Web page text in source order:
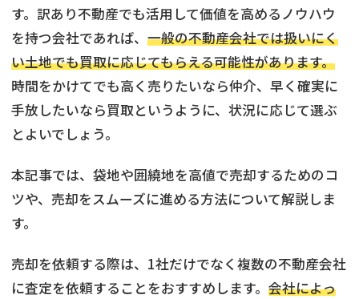
す。訳あり不動産でも活用して価値を高めるノウハウ
を持つ会社であれば、 一般の不動産会社では扱いにく
い土地でも買取に応じてもらえる可能性があります。
時間をかけてでも高く売りたいなら仲介、早く確実に
手放したいなら買取というように、状況に応じて選ぶ
とよいでしょう。
本記事では、袋地や囲繞地を高値で売却するためのコ
ツや、売却をスムーズに進める方法について解説しま
す。
売却を依頼する際は、1社だけでなく複数の不動産会社
に査定を依頼することをおすすめします。 会社によっ